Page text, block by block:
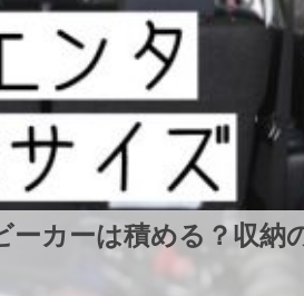
カーは積める？収納